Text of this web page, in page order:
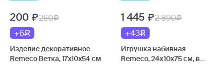
200
260
+6
Изделие декоративное
Remeco Ветка, 17x10x54 см
1 445
2 890
+43
Игрушка набивная
Remeco, 24х10х75 см, в